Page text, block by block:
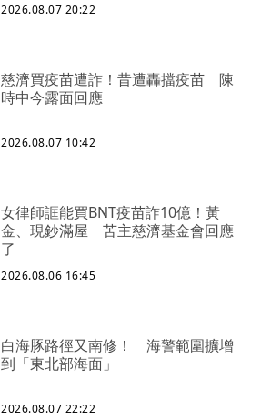
2026.08.07 20:22
慈濟買疫苗遭詐！昔遭轟擋疫苗 陳
時中今露面回應
2026.08.07 10:42
女律師誆能買BNT疫苗詐10億！黃
金、現鈔滿屋 苦主慈濟基金會回應
了
2026.08.06 16:45
白海豚路徑又南修！ 海警範圍擴增
到「東北部海面」
2026.08.07 22:22